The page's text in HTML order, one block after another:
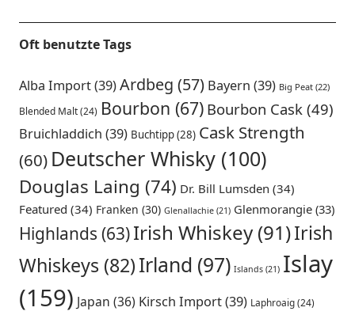
Oft benutzte Tags
Alba Import(39)Ardbeg (57) Bayern (39) Big Peat(22)
Blended Malt(24) Bourbon (67) Bourbon Cask(49)
Bruichladdich (39) Buchtipp(28) Cask Strength
(60) Deutscher Whisky(100)
Douglas Laing (74) Dr. Bill Lumsden (34)
Featured (34) Franken (30) Glenallachie(21) Glenmorangie(33)
Highlands (63)Irish Whiskey(91)Irish
Whiskeys (82)Irland (97) Islands(21) Islay
(159) Japan (36) Kirsch Import(39) Laphroaig(24)